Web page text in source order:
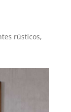
rústicos,